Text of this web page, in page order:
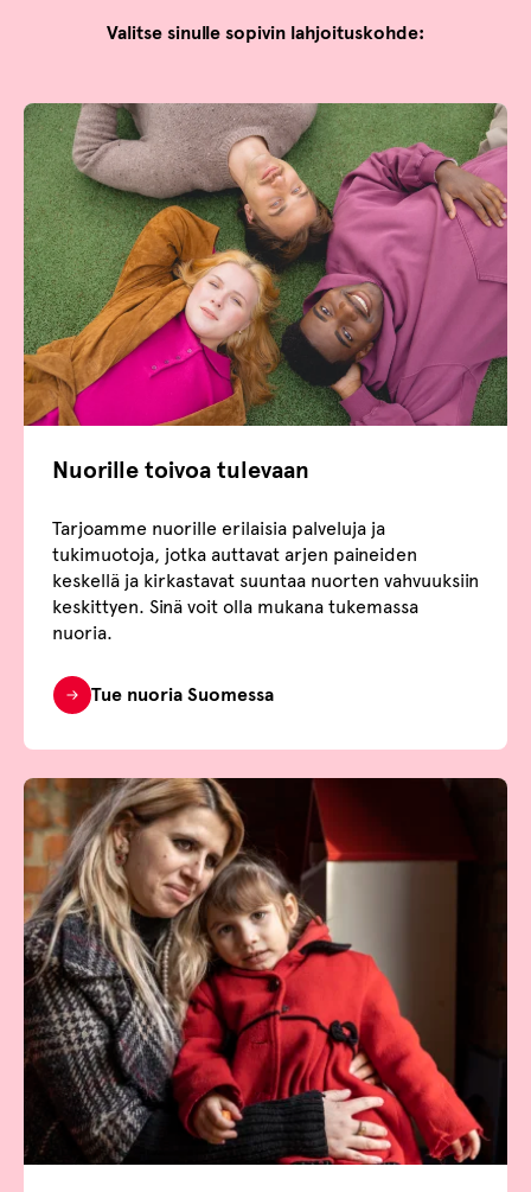
Valitse sinulle sopivin lahjoituskohde:
Nuorille toivoa tulevaan
Tarjoamme nuorille erilaisia palveluja ja
tukimuotoja, jotka auttavat arjen paineiden
keskellä ja kirkastavat suuntaa nuorten vahvuuksiin
keskittyen. Sinä voit olla mukana tukemassa
nuoria.
Tue nuoria Suomessa